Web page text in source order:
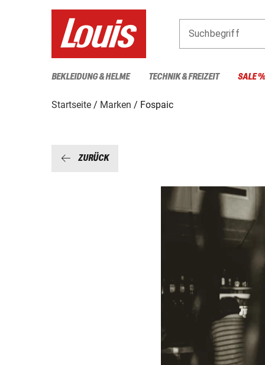
Suchbegriff
BEKLEIDUNG & HELME TECHNIK & FREIZEIT SALE %
Startseite Marken Fospaic
ZURÜCK